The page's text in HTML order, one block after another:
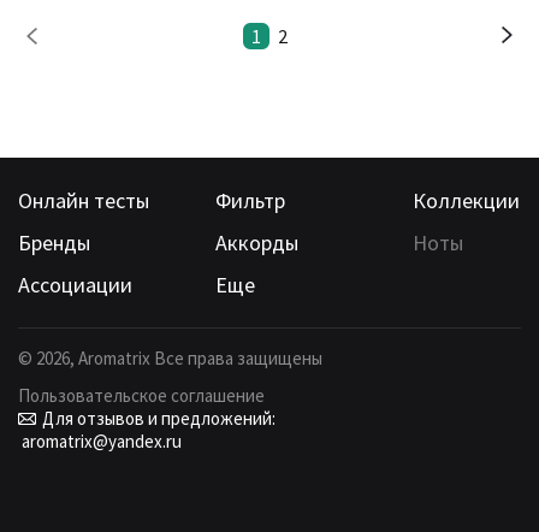
1 2
Онлайн тесты Фильтр
Коллекции
Бренды
Аккорды
Ноты
Ассоциации
Еще
© 2026, Aromatrix Все права защищены
Пользовательское соглашение
Для отзывов и предложений:
aromatrix@yandex.ru